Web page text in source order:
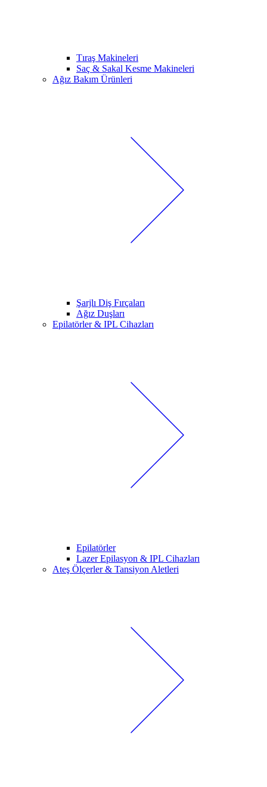
Tıraş Makineleri
Saç & Sakal Kesme Makineleri
Ağız Bakım Ürünleri
Şarjlı Diş Fırçaları
Ağız Duşları
Epilatörler & IPL Cihazları
Epilatörler
Lazer Epilasyon & IPL Cihazları
Ateş Ölçerler & Tansiyon Aletleri